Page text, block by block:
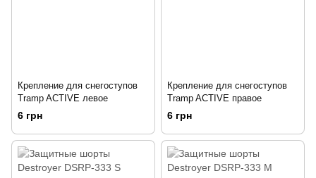
Крепление для снегоступов
Tramp ACTIVE левое
6 грн
Крепление для снегоступов
Tramp ACTIVE правое
6 грн